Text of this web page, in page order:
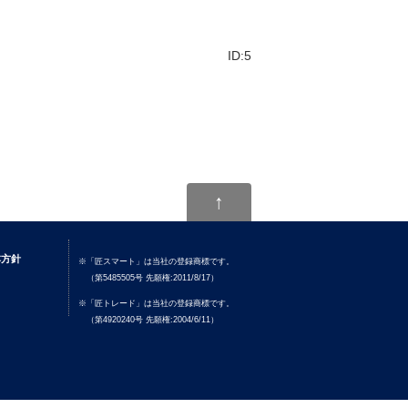
ID:5
↑
針
※「匠スマート」は当社の登録商標です。
（第5485505号 先願権:2011/8/17）
※「匠トレード」は当社の登録商標です。
（第4920240号 先願権:2004/6/11）